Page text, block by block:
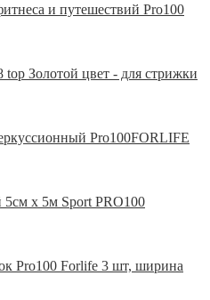
и путешествий Pro100
Золотой цвет - для стрижки
Pro100FORLIFE
х 5м Sport PRO100
Pro100 Forlife 3 шт, ширина